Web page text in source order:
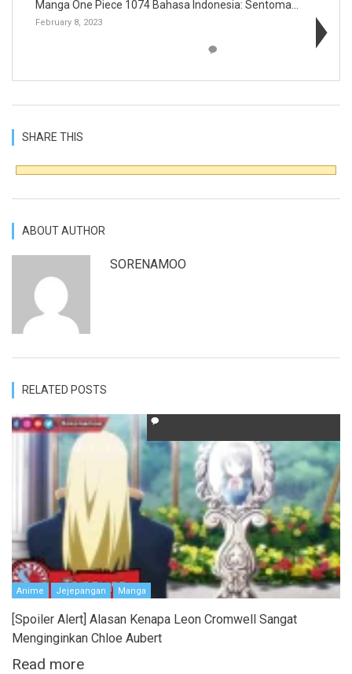
February 8, 2023
SHARE THIS
ABOUT AUTHOR
SORENAMOO
RELATED POSTS
Anime Jejepangan Manga
[Spoiler Alert] Alasan Kenapa Leon Cromwell Sangat
Menginginkan Chloe Aubert
Read more